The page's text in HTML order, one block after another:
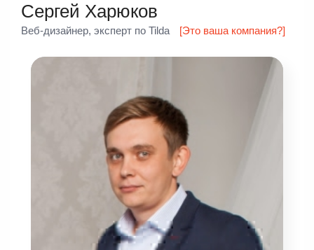
Сергей Харюков
Веб-дизайнер, эксперт по Tilda [Это ваша компания?]